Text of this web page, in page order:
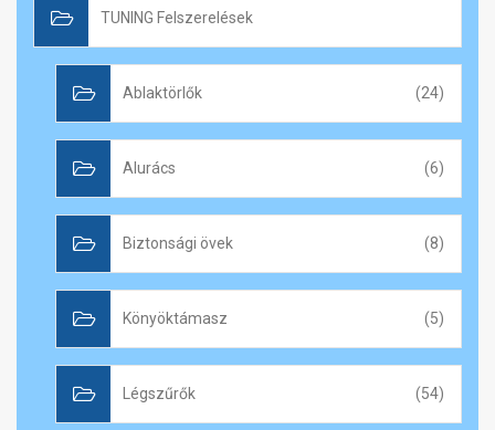
TUNING Felszerelések
Ablaktörlők (24)
Alurács (6)
Biztonsági övek (8)
Könyöktámasz (5)
Légszűrők (54)